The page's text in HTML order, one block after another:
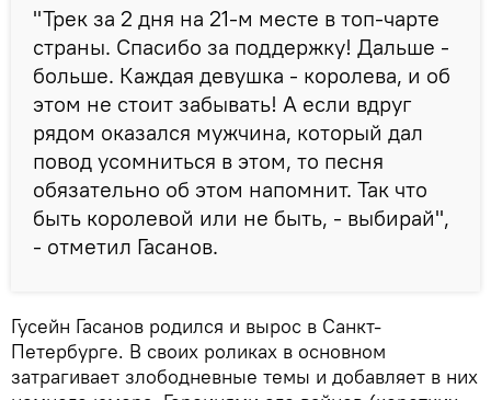
"Трек за 2 дня на 21-м месте в топ-чарте
страны. Спасибо за поддержку! Дальше -
больше. Каждая девушка - королева, и об
этом не стоит забывать! А если вдруг
рядом оказался мужчина, который дал
повод усомниться в этом, то песня
обязательно об этом напомнит. Так что
быть королевой или не быть, - выбирай",
- отметил Гасанов.
Гусейн Гасанов родился и вырос в Санкт-
Петербурге. В своих роликах в основном
затрагивает злободневные темы и добавляет в них